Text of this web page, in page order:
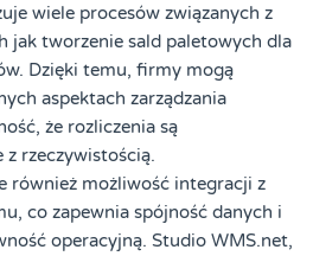
wiele procesów związanych z
jak tworzenie sald paletowych dla
Dzięki temu, firmy mogą
aspektach zarządzania
że rozliczenia są
z rzeczywistością.
również możliwość integracji z
co zapewnia spójność danych i
operacyjną. Studio WMS.net,